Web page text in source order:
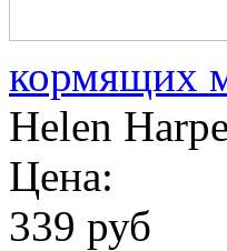
кормящих
Helen
Цена:
339 руб